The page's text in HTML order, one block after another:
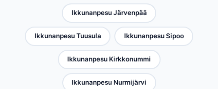
Ikkunanpesu Järvenpää
Ikkunanpesu Tuusula Ikkunanpesu Sipoo
Ikkunanpesu Kirkkonummi
Ikkunanpesu Nurmijärvi